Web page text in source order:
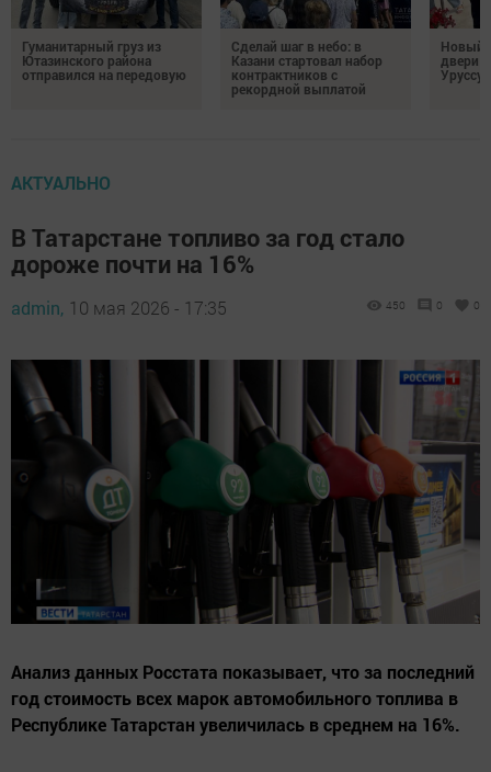
Гуманитарный груз из
Ютазинского района
отправился на передовую
Сделай шаг в небо: в
Казани стартовал набор
контрактников с
рекордной выплатой
Новый
двери
Уруссу
АКТУАЛЬНО
В Татарстане топливо за год стало
дороже почти на 16%
admin, 10 мая 2026 - 17:35 450 0 0
Анализ данных Росстата показывает, что за последний
год стоимость всех марок автомобильного топлива в
Республике Татарстан увеличилась в среднем на 16%.